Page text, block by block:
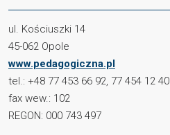
ul. Kościuszki 14
45-062 Opole
www.pedagogiczna.pl
tel.: +48 77 453 66 92, 77 454 12 40
fax wew.: 102
REGON: 000 743 497